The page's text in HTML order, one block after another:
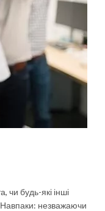
чи будь-які інші
Навпаки: незважаючи